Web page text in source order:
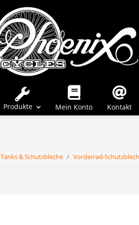
Produkte Mein Konto Kontakt
Tanks & Schutzbleche Vorderrad-